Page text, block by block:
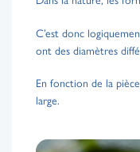
C’est donc
ont des diamètres
En fonction de la
large.